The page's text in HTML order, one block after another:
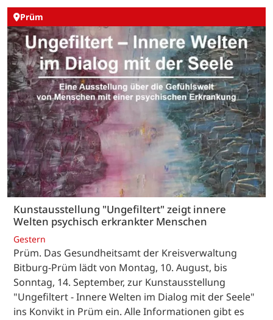
Prüm
Kunstausstellung "Ungefiltert" zeigt innere
Welten psychisch erkrankter Menschen
Gestern
Prüm. Das Gesundheitsamt der Kreisverwaltung
Bitburg-Prüm lädt von Montag, 10. August, bis
Sonntag, 14. September, zur Kunstausstellung
"Ungefiltert - Innere Welten im Dialog mit der Seele"
ins Konvikt in Prüm ein. Alle Informationen gibt es